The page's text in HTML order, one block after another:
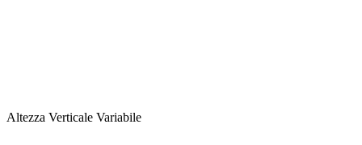
Altezza Verticale Variabile